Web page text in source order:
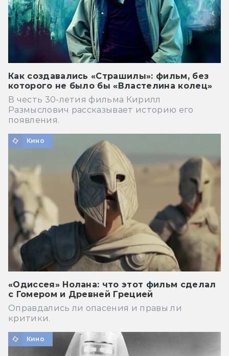
Как создавались «Страшилы»: фильм, без
которого не было бы «Властелина колец»
В честь 30-летия фильма Кирилл
Размыслович рассказывает историю его
появления.
Кино
«Одиссея» Нолана: что этот фильм сделал
с Гомером и Древней Грецией
Оправдались ли опасения и правы ли
критики.
Кино